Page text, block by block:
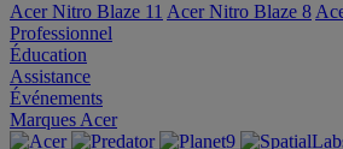
Acer Nitro Blaze 11 Acer Nitro Blaze 8
Professionnel
Éducation
Assistance
Événements
Marques Acer